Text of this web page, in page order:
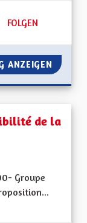
49 FOLLOWER
FOLGEN
DROIT LOCAL-
ANZEIGEN DROIT
de la
Groupe